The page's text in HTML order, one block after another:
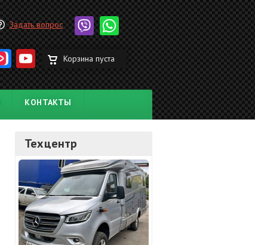
Задать вопрос
Корзина пуста
КОНТАКТЫ
Техцентр